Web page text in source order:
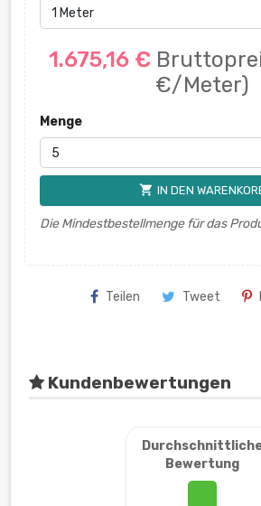
1.675,16 €
€/Meter)
Menge
shopping_cart IN DEN
Die Mindestbestellmenge für das
Teilen Tweet
Kundenbewertungen
Bewertung